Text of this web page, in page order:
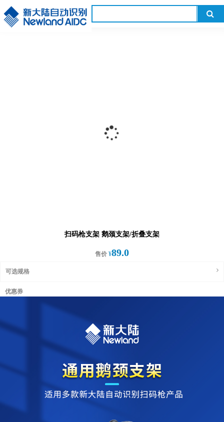
扫码枪支架 鹅颈支架/折叠支架
售价 ¥89.0
可选规格
优惠券